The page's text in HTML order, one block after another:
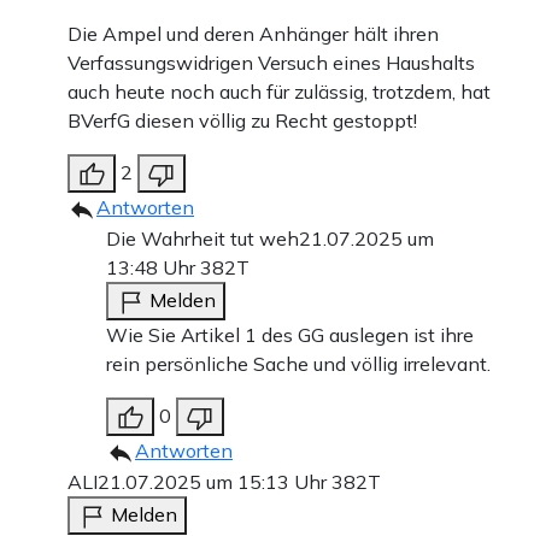
Die Ampel und deren Anhänger hält ihren
Verfassungswidrigen Versuch eines Haushalts
auch heute noch auch für zulässig, trotzdem, hat
BVerfG diesen völlig zu Recht gestoppt!
2
Antworten
Die Wahrheit tut weh21.07.2025 um
13:48 Uhr382T
Melden
Wie Sie Artikel 1 des GG auslegen ist ihre
rein persönliche Sache und völlig irrelevant.
0
Antworten
ALI21.07.2025 um 15:13 Uhr382T
Melden